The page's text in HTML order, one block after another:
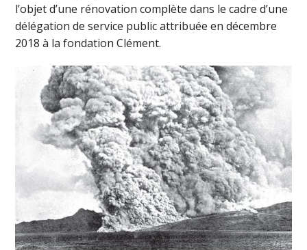
l’objet d’une rénovation complète dans le cadre d’une
délégation de service public attribuée en décembre
2018 à la fondation Clément.